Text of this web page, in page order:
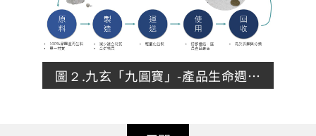
圖２.九玄「九圓寶」-產品生命週期
評估.JPG